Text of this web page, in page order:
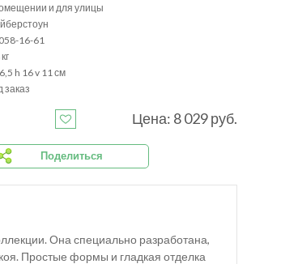
и для улицы
16-61
h 16 v 11 см
заказ
Цена: 8 029 руб.
Поделиться
Она специально разработана,
Простые формы и гладкая отделка